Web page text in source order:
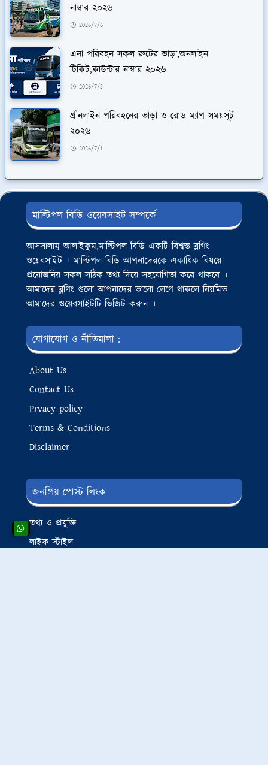
নাম্বার ২০২৬
2026/7/6
এনা পরিবহন সকল রুটের ভাড়া,অনলাইন
টিকিট,কাউন্টার নাম্বার ২০২৬
2026/7/3
গ্রীনলাইন পরিবহনের ভাড়া ও রোড ম্যাপ সময়সূচী
২০২৬
2026/7/1
মাল্টিপল বিডি ওয়েবসাইট সম্পর্কে
আসসালামু আলাইকুম,মাল্টিপল বিডি একটি বিশ্বস্ত ব্লগিং
ওয়েবসাইট । মাল্টিপল বিডি আপনাদেরকে একাধিক বিষয়ে
প্রয়োজনিয় সকল সঠিক তথ্য দিয়ে সহযোগিতা করে থাকবে ।
আমাদের ব্লগিং গুলো আপনাদের ভালো লেগে থাকলে নিয়মিত
আমাদের ওয়েবসাইটটি ভিজিট করুন ।
যোগাযোগ ও নীতিমালা :
About Us
Contact Us
Prvacy policy
Terms & Conditions
Disclaimer
জনপ্রিয় পোস্ট লিংক
তথ্য ও প্রযুক্তি
লাইফ স্টাইল